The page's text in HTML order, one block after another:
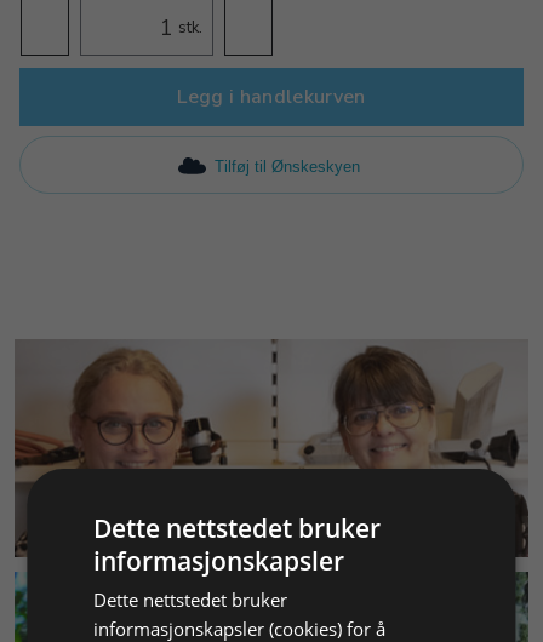
stk.
Legg i handlekurven
Tilføj til Ønskeskyen
KUNDESERVICE
Dette nettstedet bruker
informasjonskapsler
Dette nettstedet bruker
informasjonskapsler (cookies) for å